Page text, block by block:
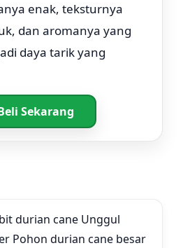
enak, teksturnya
dan aromanya yang
daya tarik yang
Sekarang
durian cane Unggul
Pohon durian cane besar